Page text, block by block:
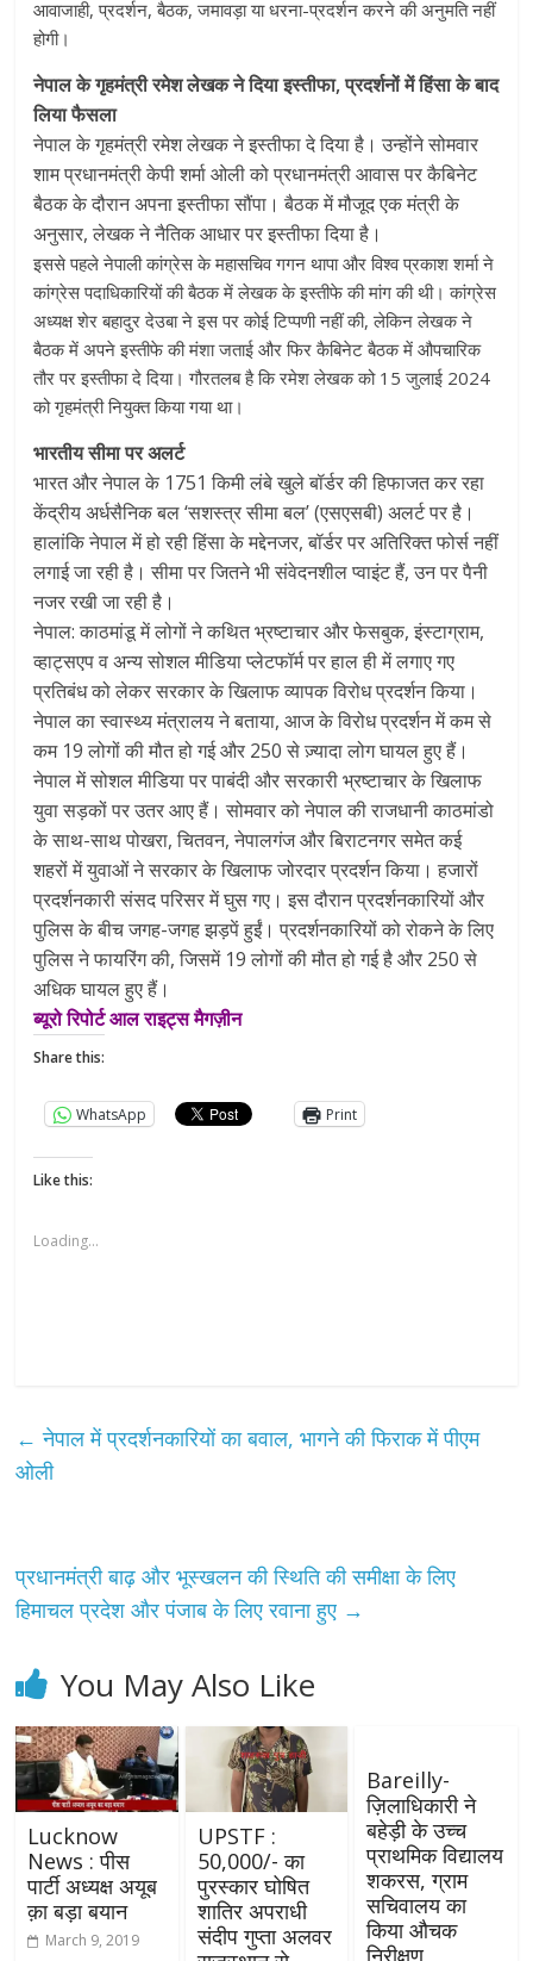
आवाजाही, प्रदर्शन, बैठक, जमावड़ा या धरना-प्रदर्शन करने की अनुमति नहीं
होगी।
नेपाल के गृहमंत्री रमेश लेखक ने दिया इस्तीफा, प्रदर्शनों में हिंसा के बाद
लिया फैसला
नेपाल के गृहमंत्री रमेश लेखक ने इस्तीफा दे दिया है। उन्होंने सोमवार
शाम प्रधानमंत्री केपी शर्मा ओली को प्रधानमंत्री आवास पर कैबिनेट
बैठक के दौरान अपना इस्तीफा सौंपा। बैठक में मौजूद एक मंत्री के
अनुसार, लेखक ने नैतिक आधार पर इस्तीफा दिया है।
इससे पहले नेपाली कांग्रेस के महासचिव गगन थापा और विश्व प्रकाश शर्मा ने
कांग्रेस पदाधिकारियों की बैठक में लेखक के इस्तीफे की मांग की थी। कांग्रेस
अध्यक्ष शेर बहादुर देउबा ने इस पर कोई टिप्पणी नहीं की, लेकिन लेखक ने
बैठक में अपने इस्तीफे की मंशा जताई और फिर कैबिनेट बैठक में औपचारिक
तौर पर इस्तीफा दे दिया। गौरतलब है कि रमेश लेखक को 15 जुलाई 2024
को गृहमंत्री नियुक्त किया गया था।
भारतीय सीमा पर अलर्ट
भारत और नेपाल के 1751 किमी लंबे खुले बॉर्डर की हिफाजत कर रहा
केंद्रीय अर्धसैनिक बल ‘सशस्त्र सीमा बल’ (एसएसबी) अलर्ट पर है।
हालांकि नेपाल में हो रही हिंसा के मद्देनजर, बॉर्डर पर अतिरिक्त फोर्स नहीं
लगाई जा रही है। सीमा पर जितने भी संवेदनशील प्वाइंट हैं, उन पर पैनी
नजर रखी जा रही है।
नेपाल: काठमांडू में लोगों ने कथित भ्रष्टाचार और फेसबुक, इंस्टाग्राम,
व्हाट्सएप व अन्य सोशल मीडिया प्लेटफॉर्म पर हाल ही में लगाए गए
प्रतिबंध को लेकर सरकार के खिलाफ व्यापक विरोध प्रदर्शन किया।
नेपाल का स्वास्थ्य मंत्रालय ने बताया, आज के विरोध प्रदर्शन में कम से
कम 19 लोगों की मौत हो गई और 250 से ज़्यादा लोग घायल हुए हैं।
नेपाल में सोशल मीडिया पर पाबंदी और सरकारी भ्रष्टाचार के खिलाफ
युवा सड़कों पर उतर आए हैं। सोमवार को नेपाल की राजधानी काठमांडो
के साथ-साथ पोखरा, चितवन, नेपालगंज और बिराटनगर समेत कई
शहरों में युवाओं ने सरकार के खिलाफ जोरदार प्रदर्शन किया। हजारों
प्रदर्शनकारी संसद परिसर में घुस गए। इस दौरान प्रदर्शनकारियों और
पुलिस के बीच जगह-जगह झड़पें हुईं। प्रदर्शनकारियों को रोकने के लिए
पुलिस ने फायरिंग की, जिसमें 19 लोगों की मौत हो गई है और 250 से
अधिक घायल हुए हैं।
ब्यूरो रिपोर्ट आल राइट्स मैगज़ीन
Share this:
WhatsApp Print
Like this:
Loading...
← नेपाल में प्रदर्शनकारियों का बवाल, भागने की फिराक में पीएम
ओली
प्रधानमंत्री बाढ़ और भूस्खलन की स्थिति की समीक्षा के लिए
हिमाचल प्रदेश और पंजाब के लिए रवाना हुए →
You May Also Like
Lucknow
News : पीस
पार्टी अध्यक्ष अयूब
क़ा बड़ा बयान
March 9, 2019
UPSTF :
50,000/- का
पुरस्कार घोषित
शातिर अपराधी
संदीप गुप्ता अलवर
Bareilly-
ज़िलाधिकारी ने
बहेड़ी के उच्च
प्राथमिक विद्यालय
शकरस, ग्राम
सचिवालय का
किया औचक
निरीक्षण